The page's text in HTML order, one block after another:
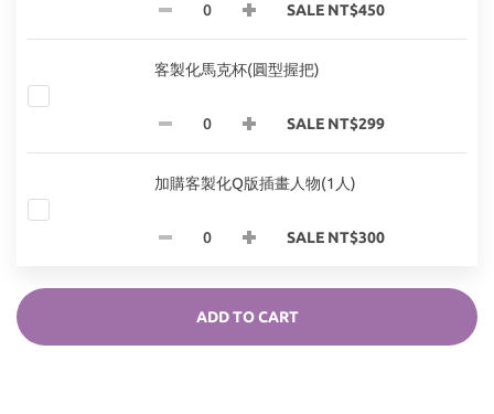
SALE NT$450
客製化馬克杯(圓型握把)
SALE NT$299
加購客製化Q版插畫人物(1人)
SALE NT$300
ADD TO CART